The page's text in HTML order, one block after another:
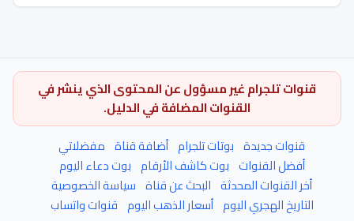
قنوات تلجرام غير مسؤول عن المحتوى الذي ينشر في
القنوات المضافة في الدليل.
قنوات جديدة بوتات تلجرام أضافة قناة مفضلاتي
أفضل القنوات بوت كاشف الأرقام بوت دعاء اليوم
أخر القنوات المحدثة البحث عن قناة سياسة الخصوصية
التاريخ الهجري اليوم أسعار الذهب اليوم قنوات واتساب